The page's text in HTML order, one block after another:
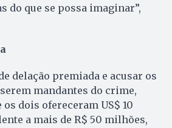
do que se possa imaginar”,
delação premiada e acusar os
mandantes do crime,
dois ofereceram US$ 10
a mais de R$ 50 milhões,